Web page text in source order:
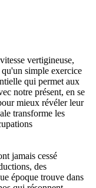
vertigineuse,
simple exercice
qui permet aux
notre présent, en se
mieux révéler leur
transforme les
jamais cessé
des
époque trouve dans